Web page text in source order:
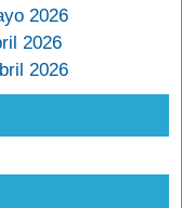
2026
2026
2026